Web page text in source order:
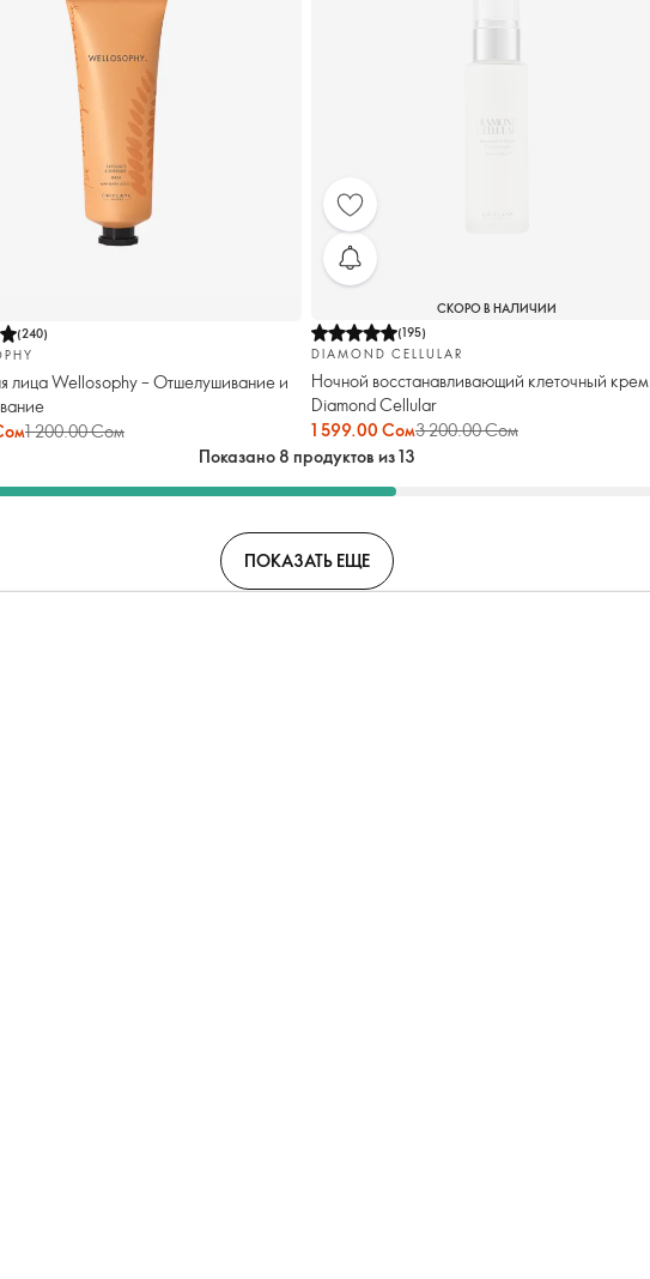
(240)
лица Wellosophy – Отшелушивание и
1 200.00 Сом
СКОРО В НАЛИЧИИ
(195)
DIAMOND CELLULAR
Ночной восстанавливающий клеточный крем
Diamond Cellular
1 599.00 Сом3 200.00 Сом
Показано 8 продуктов из 13
ПОКАЗАТЬ ЕЩЕ